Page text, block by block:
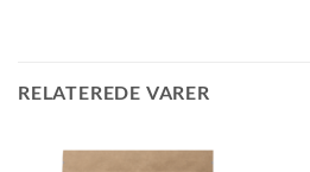
RELATEREDE VARER